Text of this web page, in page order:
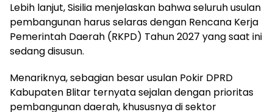
Lebih lanjut, Sisilia menjelaskan bahwa seluruh usulan
pembangunan harus selaras dengan Rencana Kerja
Pemerintah Daerah (RKPD) Tahun 2027 yang saat ini
sedang disusun.
Menariknya, sebagian besar usulan Pokir DPRD
Kabupaten Blitar ternyata sejalan dengan prioritas
pembangunan daerah, khususnya di sektor